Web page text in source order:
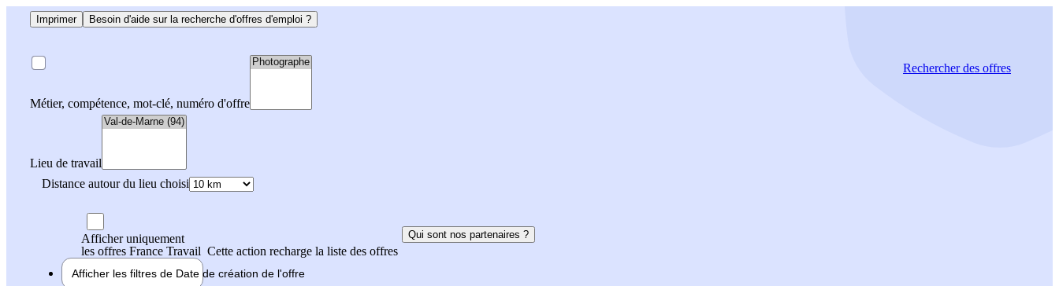
Imprimer Besoin d'aide sur la recherche d'offres d'emploi ?
Métier, compétence, mot-clé, numéro d'offre
Lieu de travail
Distance autour du lieu choisi
Rechercherdes offres
Afficher uniquement
les offres France Travail Cette action recharge la liste des offres
Qui sont nos partenaires ?
Afficher les filtres de Date de création de l'offre